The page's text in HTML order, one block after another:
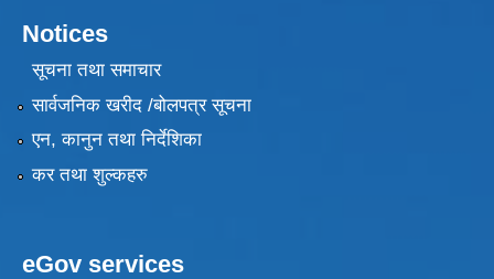
Notices
सूचना तथा समाचार
सार्वजनिक खरीद /बोलपत्र सूचना
एन, कानुन तथा निर्देशिका
कर तथा शुल्कहरु
eGov services